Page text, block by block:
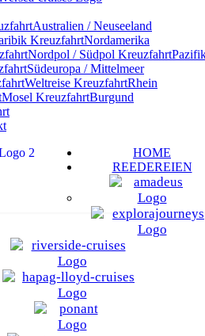
Australien / Neuseeland
KreuzfahrtNordamerika
Nordpol / Südpol Kreuzfahrt
Südeuropa / Mittelmeer
Weltreise KreuzfahrtRhein
Mosel KreuzfahrtBurgund
HOME
REEDEREIEN